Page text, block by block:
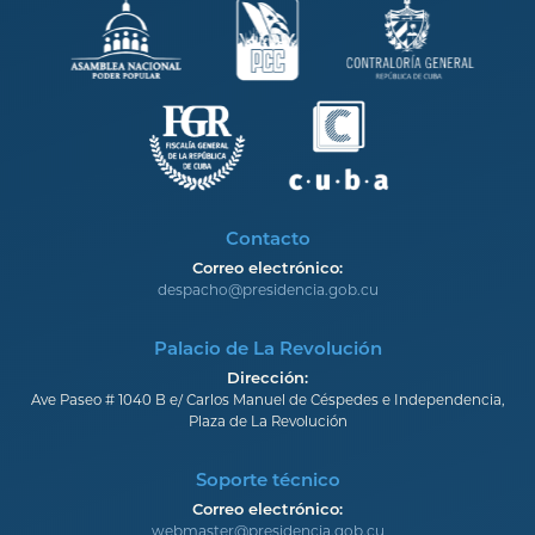
Contacto
Correo electrónico:
despacho@presidencia.gob.cu
Palacio de La Revolución
Dirección:
Ave Paseo # 1040 B e/ Carlos Manuel de Céspedes e Independencia,
Plaza de La Revolución
Soporte técnico
Correo electrónico:
webmaster@presidencia.gob.cu